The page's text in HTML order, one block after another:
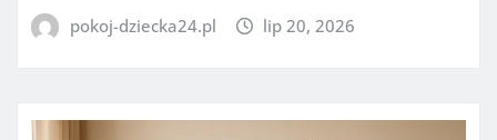
pokoj-dziecka24.pl lip 20, 2026